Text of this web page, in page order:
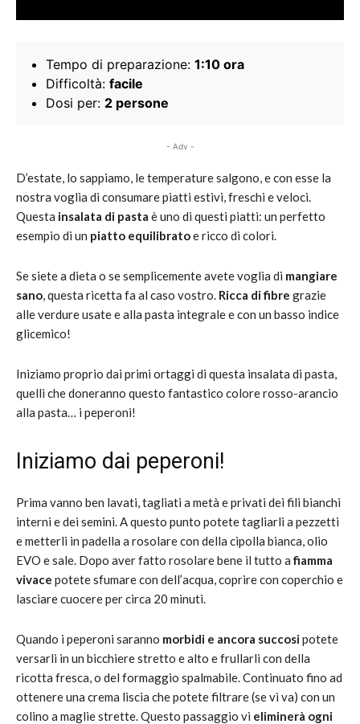
Tempo di preparazione: 1:10 ora
Difficoltà: facile
Dosi per: 2 persone
- Adv -
D’estate, lo sappiamo, le temperature salgono, e con esse la
nostra voglia di consumare piatti estivi, freschi e veloci.
Questa insalata di pasta è uno di questi piatti: un perfetto
esempio di un piatto equilibratoe ricco di colori.
Se siete a dieta o se semplicemente avete voglia di mangiare
sano, questa ricetta fa al caso vostro. Ricca di fibre grazie
alle verdure usate e alla pasta integrale e con un basso indice
glicemico!
Iniziamo proprio dai primi ortaggi di questa insalata di pasta,
quelli che doneranno questo fantastico colore rosso-arancio
alla pasta… i peperoni!
Iniziamo dai peperoni!
Prima vanno ben lavati, tagliati a metà e privati dei fili bianchi
interni e dei semini. A questo punto potete tagliarli a pezzetti
e metterli in padella a rosolare con della cipolla bianca, olio
EVO e sale. Dopo aver fatto rosolare bene il tutto afiamma
vivace potete sfumare con dell’acqua, coprire con coperchio e
lasciare cuocere per circa 20 minuti.
Quando i peperoni saranno morbidi e ancora succosipotete
versarli in un bicchiere stretto e alto e frullarli con della
ricotta fresca, o del formaggio spalmabile. Continuato fino ad
ottenere una crema liscia che potete filtrare (se vi va) con un
colino a maglie strette. Questo passaggio vi eliminerà ogni